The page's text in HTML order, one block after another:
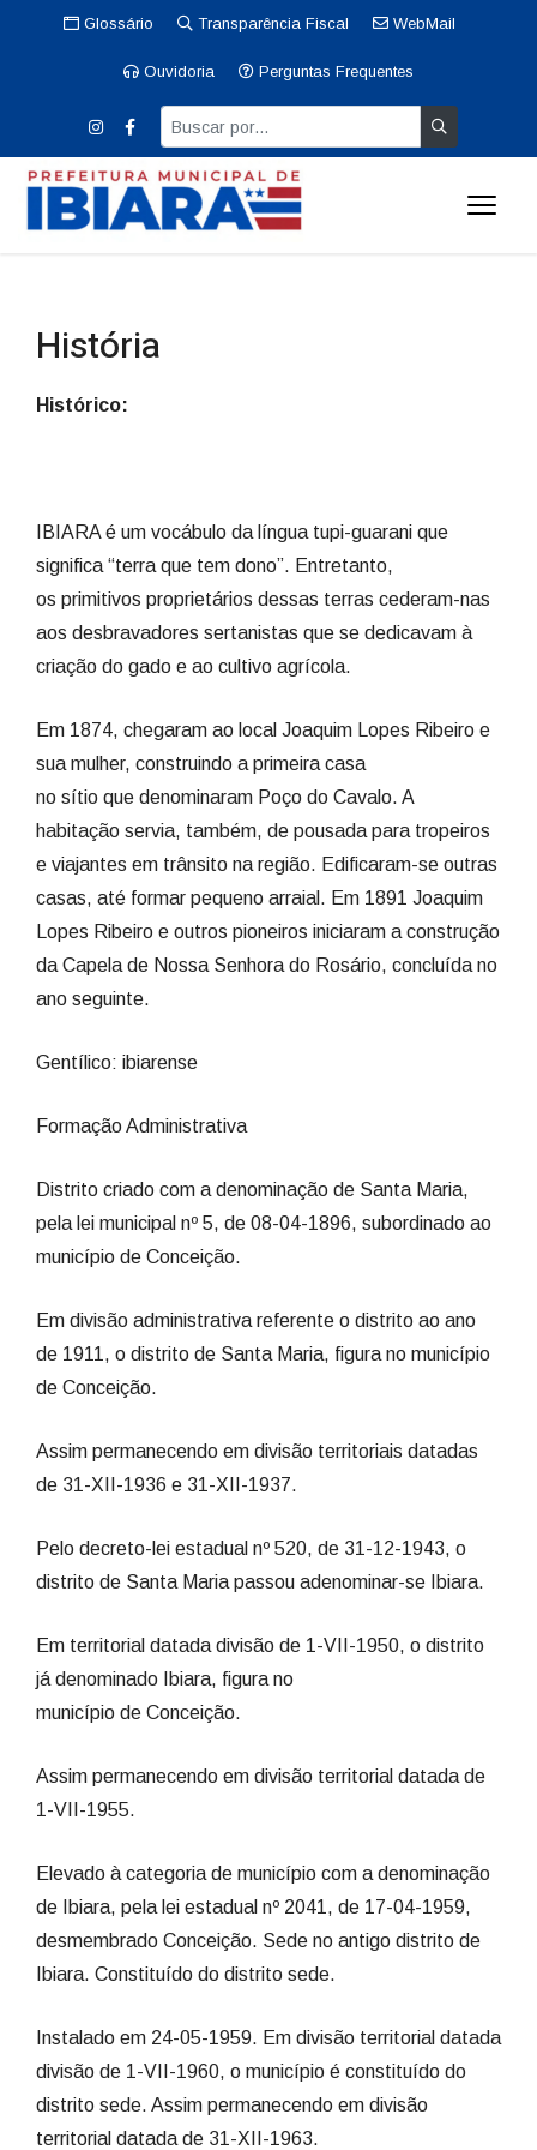
Glossário Transparência Fiscal WebMail
Ouvidoria Perguntas Frequentes
História
Histórico:
IBIARA é um vocábulo da língua tupi-guarani que
significa “terra que tem dono”. Entretanto,
os primitivos proprietários dessas terras cederam-nas
aos desbravadores sertanistas que se dedicavam à
criação do gado e ao cultivo agrícola.
Em 1874, chegaram ao local Joaquim Lopes Ribeiro e
sua mulher, construindo a primeira casa
no sítio que denominaram Poço do Cavalo. A
habitação servia, também, de pousada para tropeiros
e viajantes em trânsito na região. Edificaram-se outras
casas, até formar pequeno arraial. Em 1891 Joaquim
Lopes Ribeiro e outros pioneiros iniciaram a construção
da Capela de Nossa Senhora do Rosário, concluída no
ano seguinte.
Gentílico: ibiarense
Formação Administrativa
Distrito criado com a denominação de Santa Maria,
pela lei municipal nº 5, de 08-04-1896, subordinado ao
município de Conceição.
Em divisão administrativa referente o distrito ao ano
de 1911, o distrito de Santa Maria, figura no município
de Conceição.
Assim permanecendo em divisão territoriais datadas
de 31-XII-1936 e 31-XII-1937.
Pelo decreto-lei estadual nº 520, de 31-12-1943, o
distrito de Santa Maria passou adenominar-se Ibiara.
Em territorial datada divisão de 1-VII-1950, o distrito
já denominado Ibiara, figura no
município de Conceição.
Assim permanecendo em divisão territorial datada de
1-VII-1955.
Elevado à categoria de município com a denominação
de Ibiara, pela lei estadual nº 2041, de 17-04-1959,
desmembrado Conceição. Sede no antigo distrito de
Ibiara. Constituído do distrito sede.
Instalado em 24-05-1959. Em divisão territorial datada
divisão de 1-VII-1960, o município é constituído do
distrito sede. Assim permanecendo em divisão
territorial datada de 31-XII-1963.